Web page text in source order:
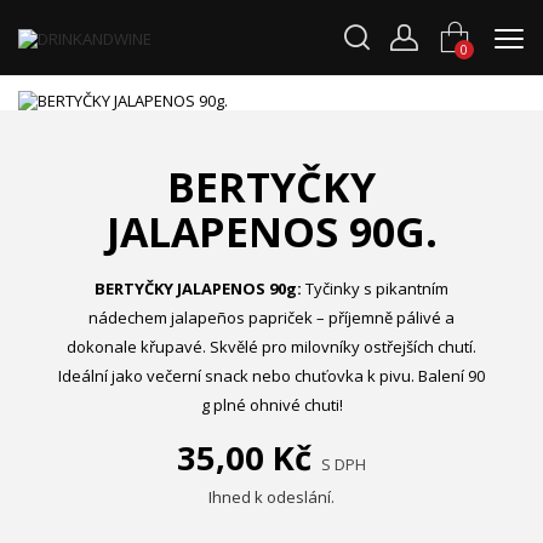
0
BERTYČKY
JALAPENOS 90G.
BERTYČKY JALAPENOS 90g: Tyčinky s pikantním
nádechem jalapeños papriček – příjemně pálivé a
dokonale křupavé. Skvělé pro milovníky ostřejších chutí.
Ideální jako večerní snack nebo chuťovka k pivu. Balení 90
g plné ohnivé chuti!
35,00 Kč S DPH
Ihned k odeslání.